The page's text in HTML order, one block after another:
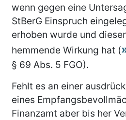
wenn gegen eine
StBerG Einspruch
erhoben wurde und
hemmende Wirkung hat (
§ 69 Abs. 5 FGO).
Fehlt es an einer
eines
Finanzamt aber bis her